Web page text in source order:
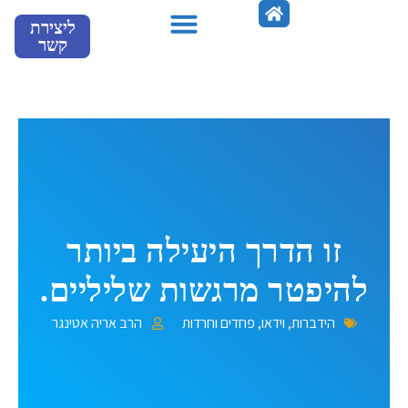
ליצירת
קשר
זו הדרך היעילה ביותר
להיפטר מרגשות שליליים.
הידברות, וידאו, פחדים וחרדות הרב אריה אטינגר